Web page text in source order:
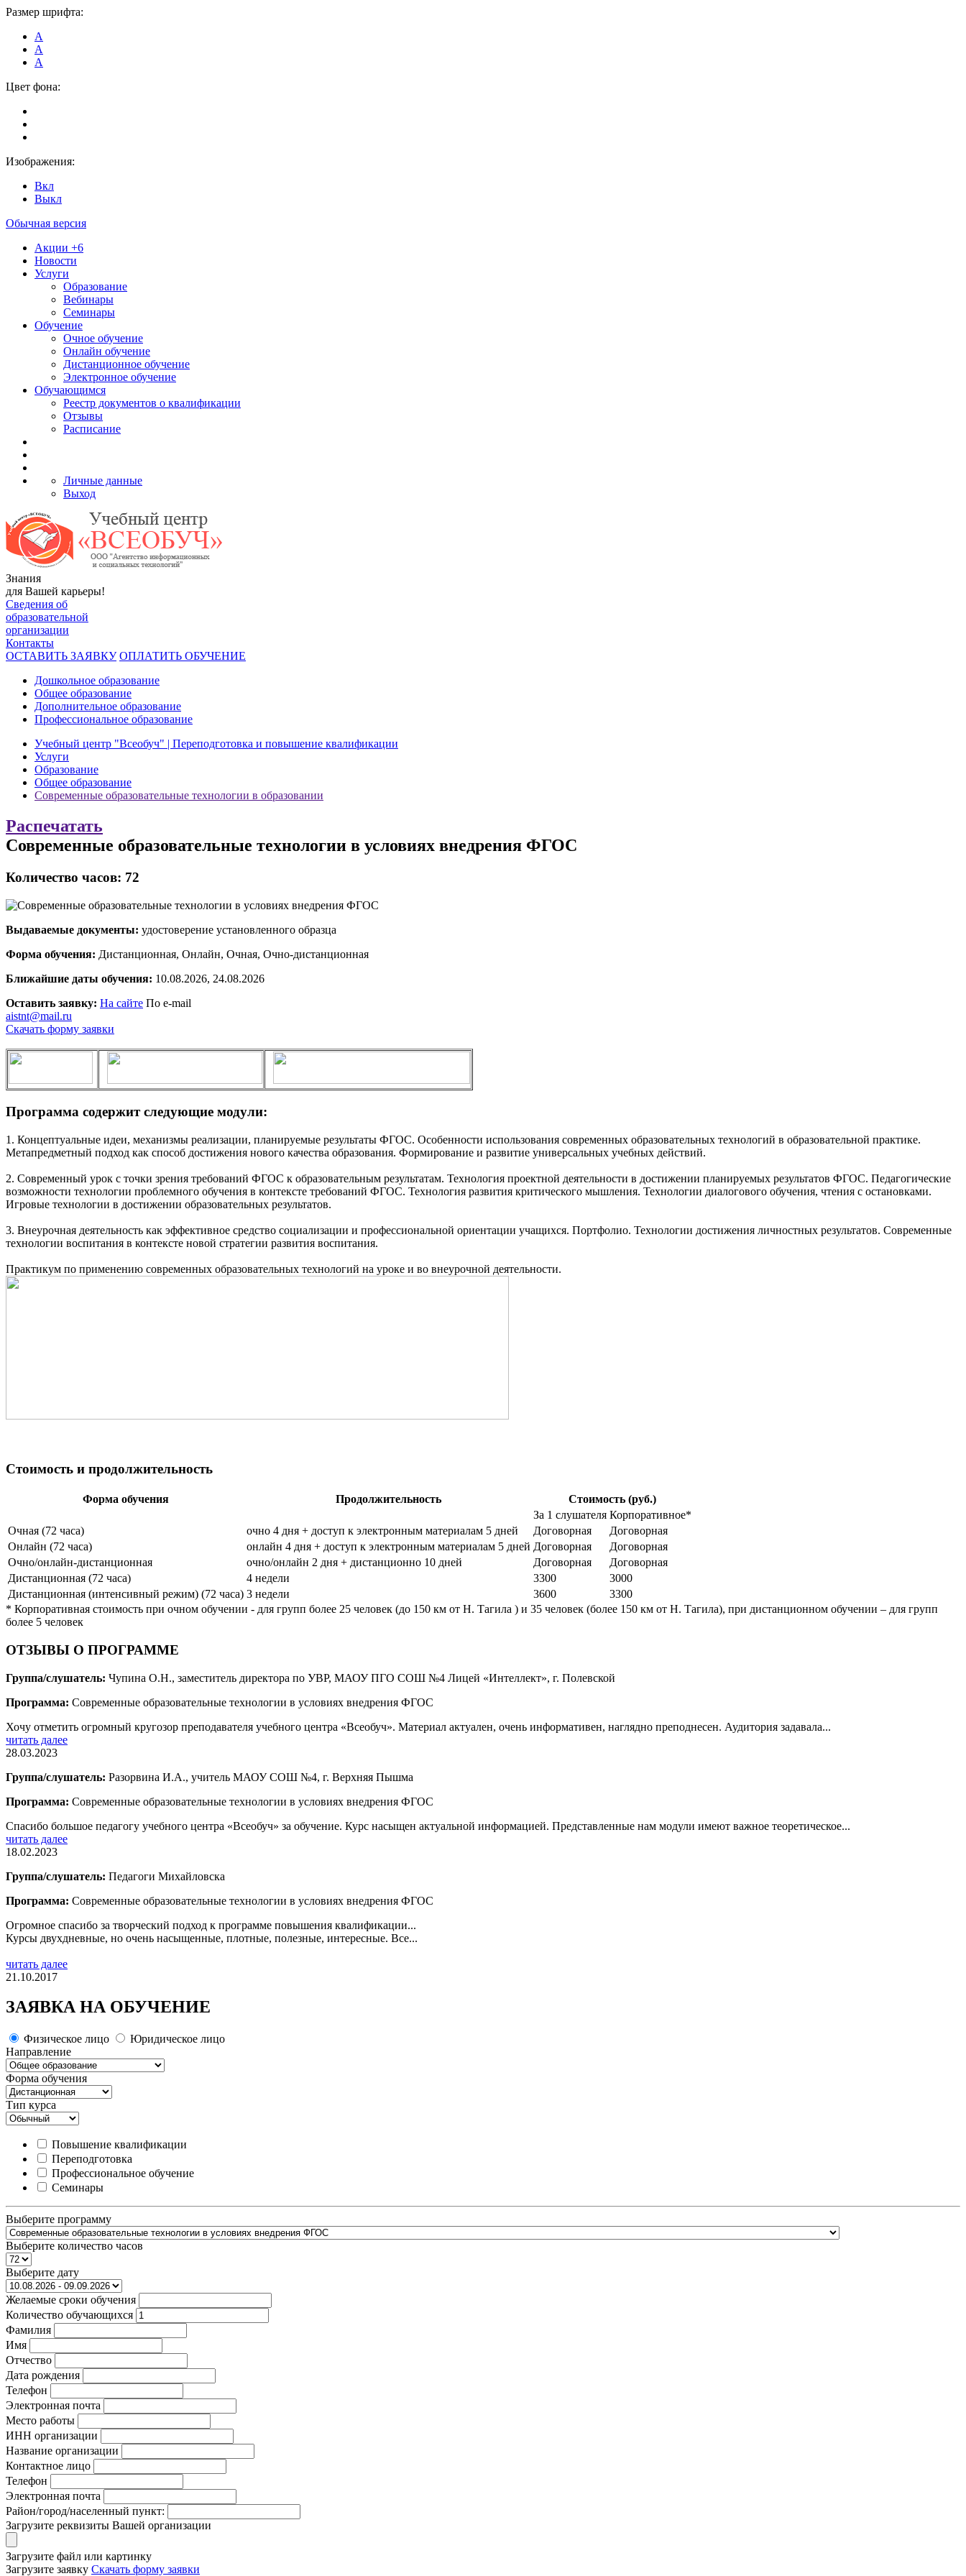
Размер шрифта:
А
А
А
Цвет фона:
Изображения:
Вкл
Выкл
Обычная версия
Акции +6
Новости
Услуги
Образование
Вебинары
Семинары
Обучение
Очное обучение
Онлайн обучение
Дистанционное обучение
Электронное обучение
Обучающимся
Реестр документов о квалификации
Отзывы
Расписание
Личные данные
Выход
Знания
для Вашей карьеры!
Сведения об
образовательной
организации
Контакты
ОСТАВИТЬ ЗАЯВКУ ОПЛАТИТЬ ОБУЧЕНИЕ
Дошкольное образование
Общее образование
Дополнительное образование
Профессиональное образование
Учебный центр "Всеобуч" | Переподготовка и повышение квалификации
Услуги
Образование
Общее образование
Современные образовательные технологии в образовании
Распечатать
Современные образовательные технологии в условиях внедрения ФГОС
Количество часов: 72
Выдаваемые документы: удостоверение установленного образца
Форма обучения: Дистанционная, Онлайн, Очная, Очно-дистанционная
Ближайшие даты обучения: 10.08.2026, 24.08.2026
Оставить заявку: На сайте По e-mail
aistnt@mail.ru
Скачать форму заявки
Программа содержит следующие модули:
1. Концептуальные идеи, механизмы реализации, планируемые результаты ФГОС. Особенности использования современных образовательных технологий в образовательной практике.
Метапредметный подход как способ достижения нового качества образования. Формирование и развитие универсальных учебных действий.
2. Современный урок с точки зрения требований ФГОС к образовательным результатам. Технология проектной деятельности в достижении планируемых результатов ФГОС. Педагогические
возможности технологии проблемного обучения в контексте требований ФГОС. Технология развития критического мышления. Технологии диалогового обучения, чтения с остановками.
Игровые технологии в достижении образовательных результатов.
3. Внеурочная деятельность как эффективное средство социализации и профессиональной ориентации учащихся. Портфолио. Технологии достижения личностных результатов. Современные
технологии воспитания в контексте новой стратегии развития воспитания.
Практикум по применению современных образовательных технологий на уроке и во внеурочной деятельности.
Стоимость и продолжительность
Форма обучения Продолжительность
Стоимость (руб.)
За 1 слушателя Корпоративное*
Очная (72 часа)
очно 4 дня + доступ к электронным материалам 5 дней Договорная
Договорная
Онлайн (72 часа)
онлайн 4 дня + доступ к электронным материалам 5 дней Договорная
Договорная
Очно/онлайн-дистанционная
очно/онлайн 2 дня + дистанционно 10 дней Договорная
Договорная
Дистанционная (72 часа)
4 недели 3300
3000
Дистанционная (интенсивный режим) (72 часа) 3 недели 3600
3300
* Корпоративная стоимость при очном обучении - для групп более 25 человек (до 150 км от Н. Тагила ) и 35 человек (более 150 км от Н. Тагила), при дистанционном обучении – для групп
более 5 человек
ОТЗЫВЫ О ПРОГРАММЕ
Группа/слушатель: Чупина О.Н., заместитель директора по УВР, МАОУ ПГО СОШ №4 Лицей «Интеллект», г. Полевской
Программа: Современные образовательные технологии в условиях внедрения ФГОС
Хочу отметить огромный кругозор преподавателя учебного центра «Всеобуч». Материал актуален, очень информативен, наглядно преподнесен. Аудитория задавала...
читать далее
28.03.2023
Группа/слушатель: Разорвина И.А., учитель МАОУ СОШ №4, г. Верхняя Пышма
Программа: Современные образовательные технологии в условиях внедрения ФГОС
Спасибо большое педагогу учебного центра «Всеобуч» за обучение. Курс насыщен актуальной информацией. Представленные нам модули имеют важное теоретическое...
читать далее
18.02.2023
Группа/слушатель: Педагоги Михайловска
Программа: Современные образовательные технологии в условиях внедрения ФГОС
Огромное спасибо за творческий подход к программе повышения квалификации...
Курсы двухдневные, но очень насыщенные, плотные, полезные, интересные. Все...
читать далее
21.10.2017
ЗАЯВКА НА ОБУЧЕНИЕ
Физическое лицо
Юридическое лицо
Направление
Форма обучения
Тип курса
Повышение квалификации
Переподготовка
Профессиональное обучение
Семинары
Выберите программу
Выберите количество часов
Выберите дату
Желаемые сроки обучения
Количество обучающихся
Фамилия
Имя
Отчество
Дата рождения
Телефон
Электронная почта
Место работы
ИНН организации
Название организации
Контактное лицо
Телефон
Электронная почта
Район/город/населенный пункт:
Загрузите реквизиты Вашей организации
Загрузите файл или картинку
Загрузите заявку Скачать форму заявки